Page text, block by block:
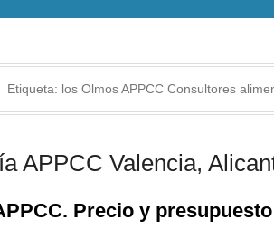
Etiqueta: los Olmos APPCC Consultores
APPCC Valencia,
Precio y